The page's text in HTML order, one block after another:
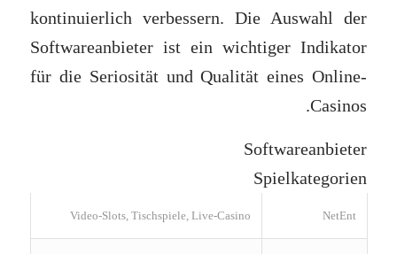
kontinuierlich verbessern. Die Auswahl der
Softwareanbieter ist ein wichtiger Indikator
für die Seriosität und Qualität eines Online-
Casinos.
Softwareanbieter
Spielkategorien
NetEnt
Video-Slots, Tischspiele, Live-Casino